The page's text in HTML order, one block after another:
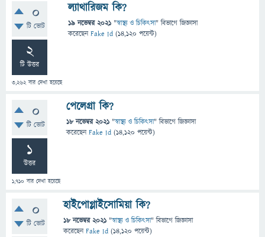
0
টি ভোট
2
টি উত্তর
3,262বার দেখা হয়েছে
ল্যাথারিজম কি?
19 নভেম্বর 2021 "স্বাস্থ্য ও চিকিৎসা" বিভাগে জিজ্ঞাসা
করেছেনFake Id (14,120 পয়েন্ট)
0
টি ভোট
1
উত্তর
1,710 বার দেখা হয়েছে
পেলেগ্রা কি?
18 নভেম্বর 2021 "স্বাস্থ্য ও চিকিৎসা" বিভাগে জিজ্ঞাসা
করেছেনFake Id (14,120 পয়েন্ট)
0
টি ভোট
হাইপোগ্লাইসোমিয়া কি?
18 নভেম্বর 2021 "স্বাস্থ্য ও চিকিৎসা" বিভাগে জিজ্ঞাসা
করেছেনFake Id (14,120 পয়েন্ট)